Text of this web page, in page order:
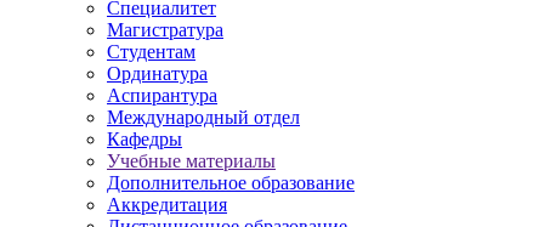
Специалитет
Магистратура
Студентам
Ординатура
Аспирантура
Международный отдел
Кафедры
Учебные материалы
Дополнительное образование
Аккредитация